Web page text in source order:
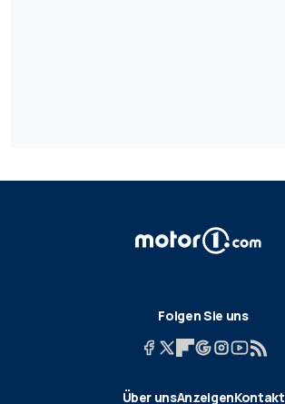
Folgen Sie uns
Über unsAnzeigenKontakt